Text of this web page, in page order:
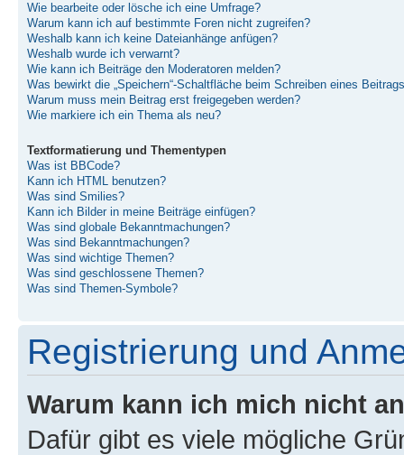
Wie bearbeite oder lösche ich eine Umfrage?
Warum kann ich auf bestimmte Foren nicht zugreifen?
Weshalb kann ich keine Dateianhänge anfügen?
Weshalb wurde ich verwarnt?
Wie kann ich Beiträge den Moderatoren melden?
Was bewirkt die „Speichern“-Schaltfläche beim Schreiben eines
Warum muss mein Beitrag erst freigegeben werden?
Wie markiere ich ein Thema als neu?
Textformatierung und Thementypen
Was ist BBCode?
Kann ich HTML benutzen?
Was sind Smilies?
Kann ich Bilder in meine Beiträge einfügen?
Was sind globale Bekanntmachungen?
Was sind Bekanntmachungen?
Was sind wichtige Themen?
Was sind geschlossene Themen?
Was sind Themen-Symbole?
Registrierung und
Warum kann ich mich nicht
Dafür gibt es viele mögliche